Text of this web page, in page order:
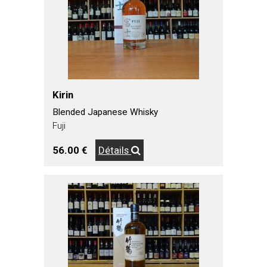
Kirin
Blended Japanese Whisky
Fuji
56.00 € Détails